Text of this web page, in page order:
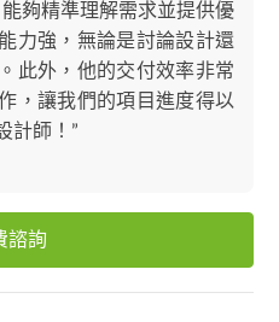
夠精準理解需求並提供優
力強，無論是討論設計還
此外，他的交付效率非常
，讓我們的項目進度得以
計師！”
諮詢